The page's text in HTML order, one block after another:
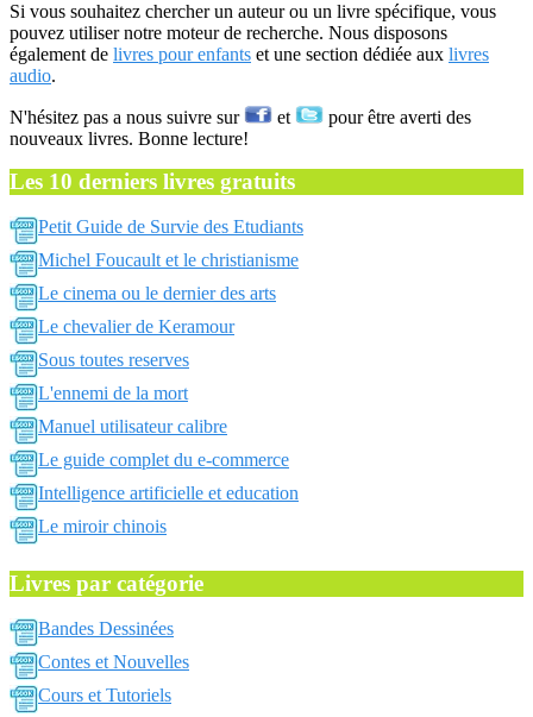
Si vous souhaitez chercher un auteur ou un livre spécifique, vous
pouvez utiliser notre moteur de recherche. Nous disposons
également de livres pour enfants et une section dédiée aux livres
audio.
N'hésitez pas a nous suivre sur et
pour être averti des
nouveaux livres. Bonne lecture!
Les 10 derniers livres gratuits
Petit Guide de Survie des Etudiants
Michel Foucault et le christianisme
Le cinema ou le dernier des arts
Le chevalier de Keramour
Sous toutes reserves
L'ennemi de la mort
Manuel utilisateur calibre
Le guide complet du e-commerce
Intelligence artificielle et education
Le miroir chinois
Livres par catégorie
Bandes Dessinées
Contes et Nouvelles
Cours et Tutoriels